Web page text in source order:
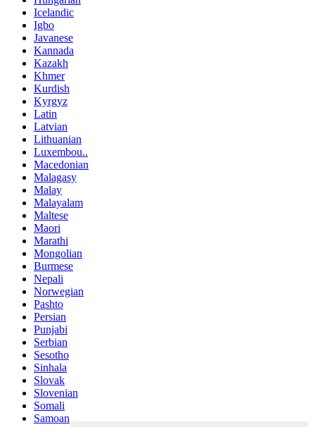
Icelandic
Igbo
Javanese
Kannada
Kazakh
Khmer
Kurdish
Kyrgyz
Latin
Latvian
Lithuanian
Luxembou..
Macedonian
Malagasy
Malay
Malayalam
Maltese
Maori
Marathi
Mongolian
Burmese
Nepali
Norwegian
Pashto
Persian
Punjabi
Serbian
Sesotho
Sinhala
Slovak
Slovenian
Somali
Samoan